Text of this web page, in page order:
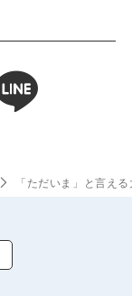
「ただいま」と言え